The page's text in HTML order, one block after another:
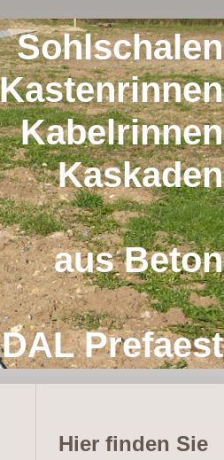
Sohlschalen
Kabelrinnen
Kaskaden
aus Beton
Prefaest
Hier finden Sie